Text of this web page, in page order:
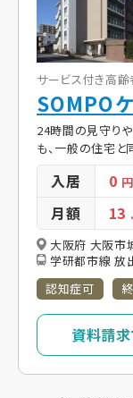
サービス付き高
SOMPO
24時間の見守り
も、一般の住宅と
入居 0 円
月額 13
大阪府 大阪市
学研都市線 放
認知症可
資料請求